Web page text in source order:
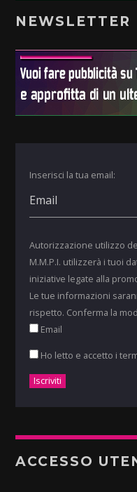
NEWSLETTER
Inserisci la tua email:
Autorizzazione utilizzo
M.M.P.I. utilizzerà i tuoi
iniziative legate alla
Le tue informazioni
rispetto. Conferma la
Email
Ho letto e accetto i
ACCESSO